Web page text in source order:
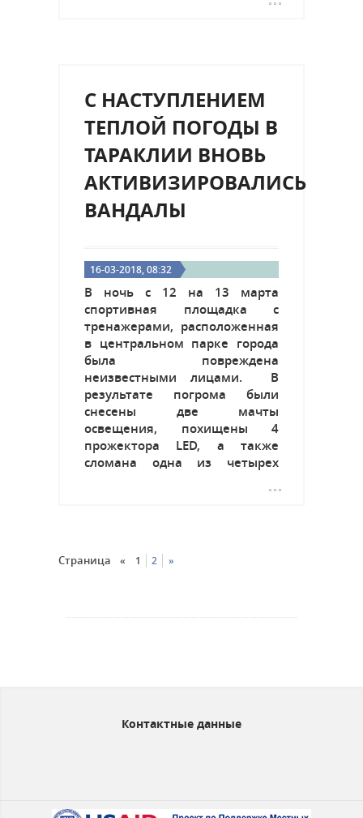
потолок и пол. Будет заменена
С НАСТУПЛЕНИЕМ
ТЕПЛОЙ ПОГОДЫ В
ТАРАКЛИИ ВНОВЬ
АКТИВИЗИРОВАЛИСЬ
ВАНДАЛЫ
16-03-2018, 08:32
В ночь с 12 на 13 марта
спортивная площадка с
тренажерами, расположенная
в центральном парке города
была повреждена
неизвестными лицами. В
результате погрома были
снесены две мачты
освещения, похищены 4
прожектора LED, а также
сломана одна из четырех
плафонов, которые освещают
Страница « 1 2 »
Контактные данные